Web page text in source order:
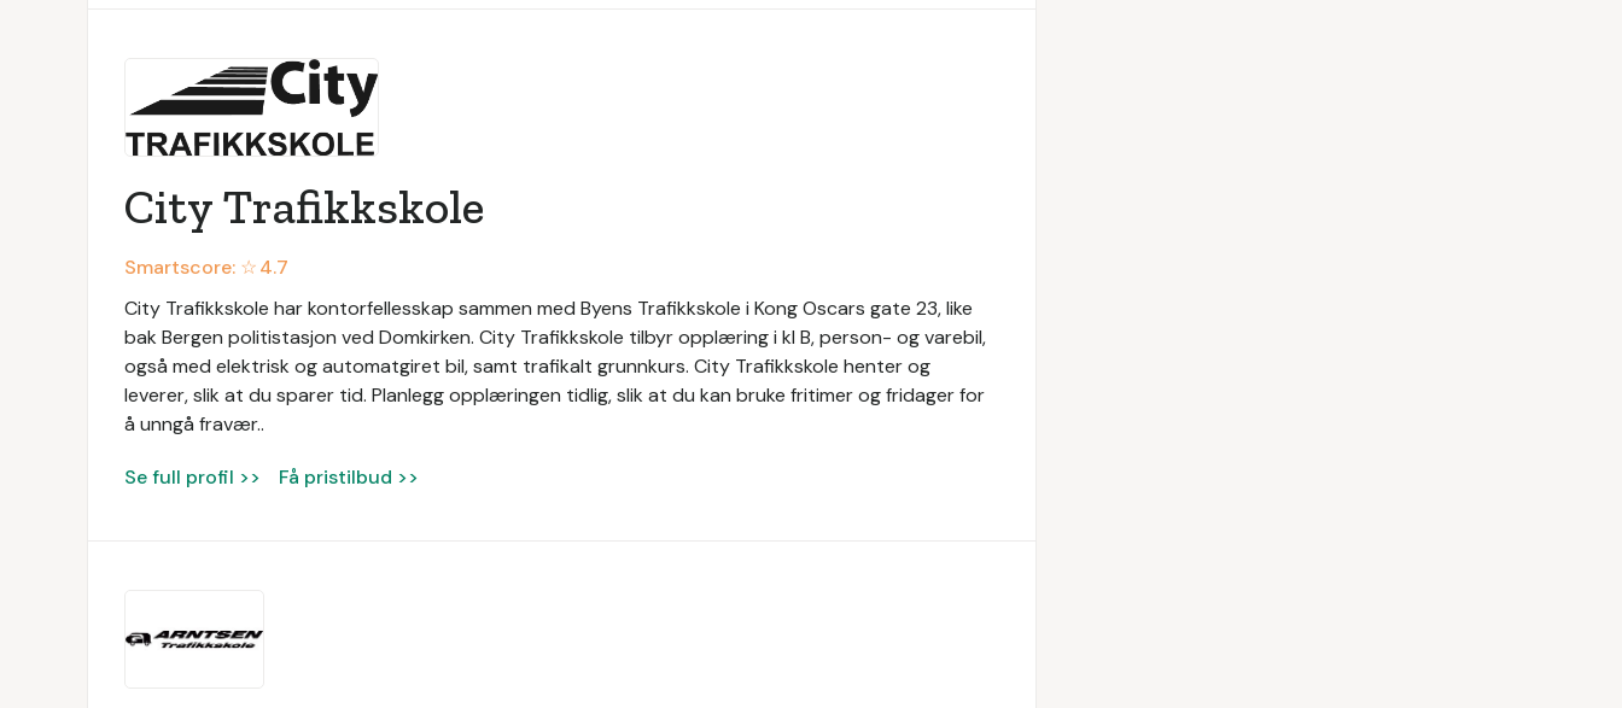
City Trafikkskole
Smartscore: ☆4.7
City Trafikkskole har kontorfellesskap sammen med Byens Trafikkskole i Kong Oscars gate 23, like
bak Bergen politistasjon ved Domkirken. City Trafikkskole tilbyr opplæring i kl B, person- og varebil,
også med elektrisk og automatgiret bil, samt trafikalt grunnkurs. City Trafikkskole henter og
leverer, slik at du sparer tid. Planlegg opplæringen tidlig, slik at du kan bruke fritimer og fridager for
å unngå fravær..
Se full profil >> Få pristilbud >>